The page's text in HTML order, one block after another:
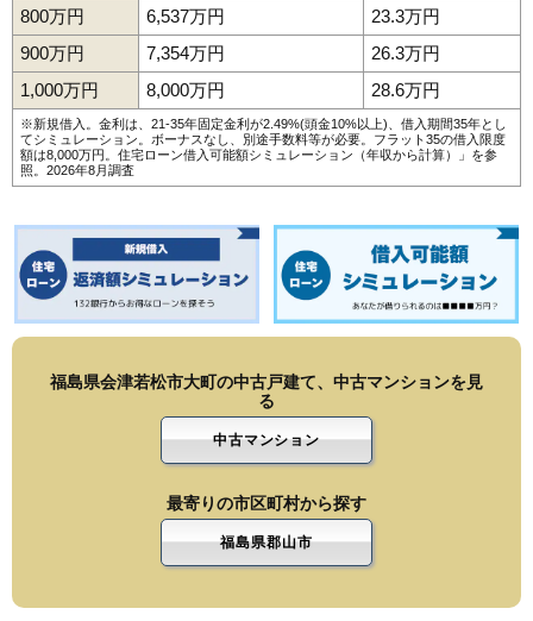
800万円
6,537万円
23.3万円
900万円
7,354万円
26.3万円
1,000万円
8,000万円 28.6万円
※新規借入。金利は、21-35年固定金利が2.49%(頭金10%以上)、借入期間35年とし
てシミュレーション。ボーナスなし、別途手数料等が必要。フラット35の借入限度
額は8,000万円。 住宅ローン借入可能額シミュレーション（年収から計算）
」を参
照。2026年8月調査
福島県会津若松市大町の中古戸建て、中古マンションを見
る
中古マンション
最寄りの市区町村から探す
福島県郡山市